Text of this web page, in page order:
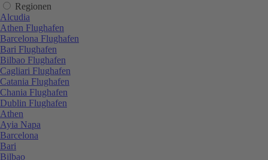
Regionen
Alcudia
Athen Flughafen
Barcelona Flughafen
Bari Flughafen
Bilbao Flughafen
Cagliari Flughafen
Catania Flughafen
Chania Flughafen
Dublin Flughafen
Athen
Ayia Napa
Barcelona
Bari
Bilbao